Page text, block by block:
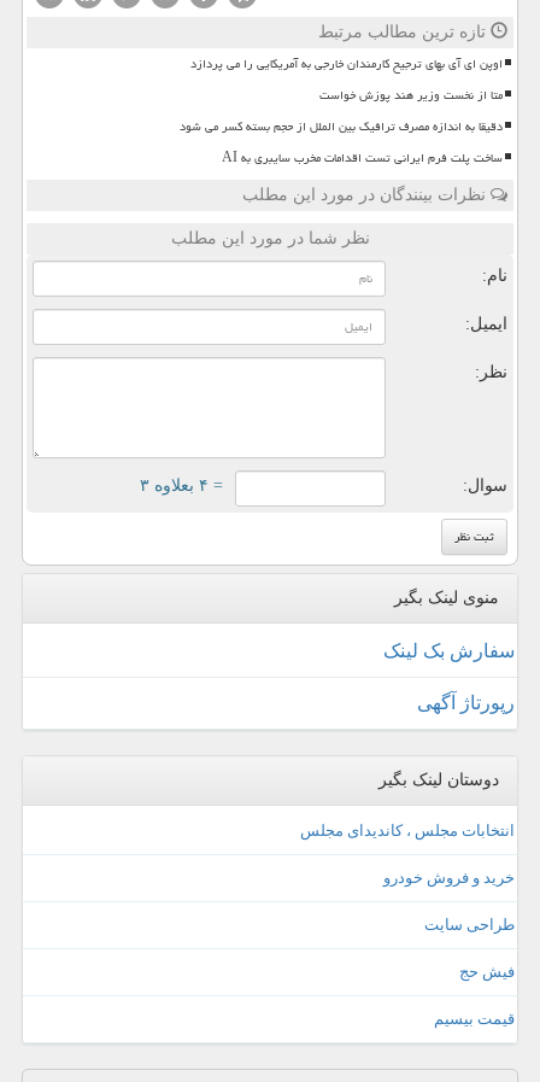
تازه ترین مطالب مرتبط
اوپن ای آی بهای ترجیح کارمندان خارجی به آمریکایی را می پردازد
متا از نخست وزیر هند پوزش خواست
دقیقا به اندازه مصرف ترافیک بین الملل از حجم بسته کسر می شود
ساخت پلت فرم ایرانی تست اقدامات مخرب سایبری به AI
نظرات بینندگان در مورد این مطلب
نظر شما در مورد این مطلب
نام:
ایمیل:
نظر:
سوال: = ۴ بعلاوه ۳
منوی لینک بگیر
سفارش بک لینک
رپورتاژ آگهی
دوستان لینک بگیر
انتخابات مجلس ، کاندیدای مجلس
خرید و فروش خودرو
طراحی سایت
فیش حج
قیمت بیسیم